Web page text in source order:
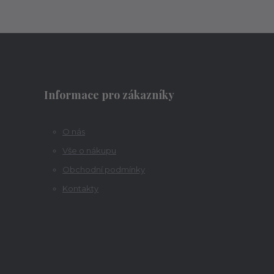
Informace pro zákazníky
O nás
Vše o nákupu
Obchodní podmínky
Kontakty